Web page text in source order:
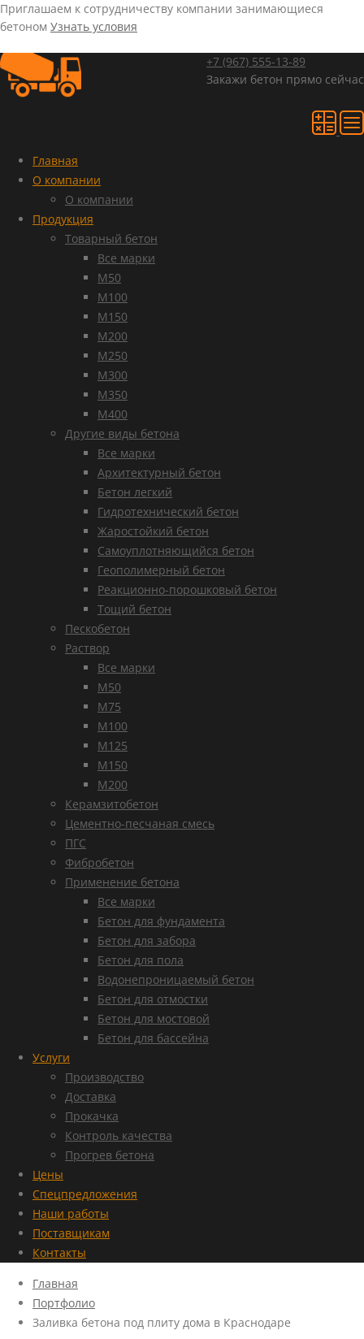
Приглашаем к сотрудничеству компании занимающиеся
бетоном Узнать условия
+7 (967) 555-13-89
Закажи бетон прямо сейчас
Главная
О компании
О компании
Продукция
Товарный бетон
Все марки
М50
М100
М150
М200
М250
М300
М350
М400
Другие виды бетона
Все марки
Архитектурный бетон
Бетон легкий
Гидротехнический бетон
Жаростойкий бетон
Самоуплотняющийся бетон
Геополимерный бетон
Реакционно-порошковый бетон
Тощий бетон
Пескобетон
Раствор
Все марки
М50
М75
М100
М125
М150
М200
Керамзитобетон
Цементно-песчаная смесь
ПГС
Фибробетон
Применение бетона
Все марки
Бетон для фундамента
Бетон для забора
Бетон для пола
Водонепроницаемый бетон
Бетон для отмостки
Бетон для мостовой
Бетон для бассейна
Услуги
Производство
Доставка
Прокачка
Контроль качества
Прогрев бетона
Цены
Спецпредложения
Наши работы
Поставщикам
Контакты
Главная
Портфолио
Заливка бетона под плиту дома в Краснодаре